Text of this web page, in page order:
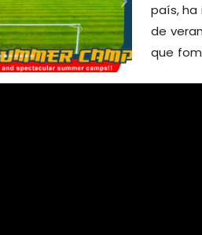
país,
de
que